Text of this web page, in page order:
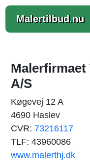
Malertilbud.nu
Malerfirmaet
A/S
Køgevej 12 A
4690 Haslev
CVR: 73216117
TLF: 43960086
www.malerthj.dk